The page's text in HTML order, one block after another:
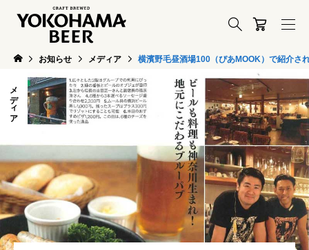
お知らせ メディア 横濱野毛昼酒場100（ぴあMOOK）で紹介さ
メディア